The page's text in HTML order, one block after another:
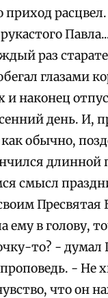
приход
раз
глазами
и наконец
день. И,
обычно,
длинной
смысл
ему в голову,
то? -
- Не
что он